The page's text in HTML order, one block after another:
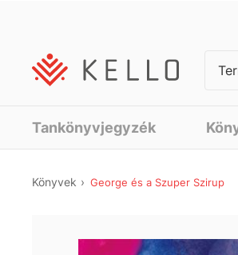
Tankönyvjegyzék
Könyvek George és a Szuper Szirup